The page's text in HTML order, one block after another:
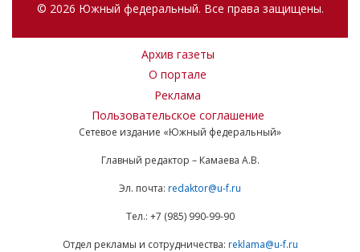
© 2026 Южный федеральный. Все права защищены.
Архив газеты
О портале
Реклама
Пользовательское соглашение
Сетевое издание «Южный федеральный»
Главный редактор – Камаева А.В.
Эл. почта: redaktor@u-f.ru
Тел.: +7 (985) 990-99-90
Отдел рекламы и сотрудничества: reklama@u-f.ru